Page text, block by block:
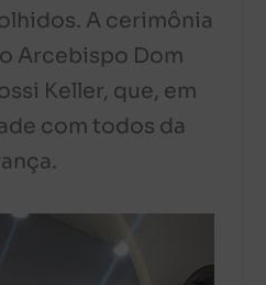
A cerimônia
Arcebispo Dom
Keller, que, em
com todos da